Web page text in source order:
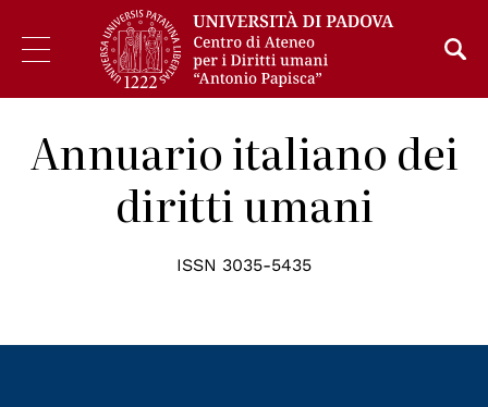
Annuario italiano dei
diritti umani
ISSN 3035-5435